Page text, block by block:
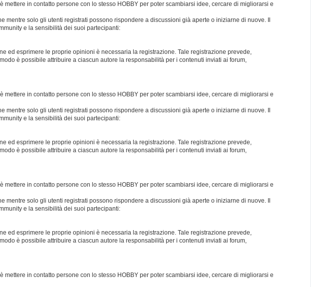
in contatto persone con lo stesso HOBBY per poter scambiarsi idee, cercare di migliorarsi e
solo gli utenti registrati possono rispondere a discussioni già aperte o iniziarne di nuove. Il
e la sensibilità dei suoi partecipanti:
ed esprimere le proprie opinioni è necessaria la registrazione. Tale registrazione prevede,
è possibile attribuire a ciascun autore la responsabilità per i contenuti inviati ai forum,
in contatto persone con lo stesso HOBBY per poter scambiarsi idee, cercare di migliorarsi e
solo gli utenti registrati possono rispondere a discussioni già aperte o iniziarne di nuove. Il
e la sensibilità dei suoi partecipanti:
ed esprimere le proprie opinioni è necessaria la registrazione. Tale registrazione prevede,
è possibile attribuire a ciascun autore la responsabilità per i contenuti inviati ai forum,
in contatto persone con lo stesso HOBBY per poter scambiarsi idee, cercare di migliorarsi e
solo gli utenti registrati possono rispondere a discussioni già aperte o iniziarne di nuove. Il
e la sensibilità dei suoi partecipanti:
ed esprimere le proprie opinioni è necessaria la registrazione. Tale registrazione prevede,
è possibile attribuire a ciascun autore la responsabilità per i contenuti inviati ai forum,
in contatto persone con lo stesso HOBBY per poter scambiarsi idee, cercare di migliorarsi e